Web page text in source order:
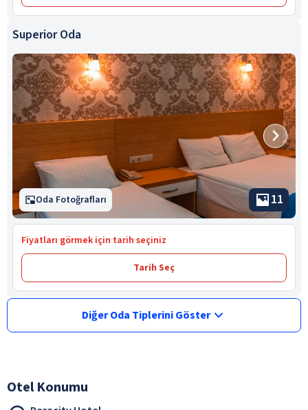
Superior Oda
Oda Fotoğrafları 11
Fiyatları görmek için tarih seçiniz
Tarih Seç
Diğer Oda Tiplerini Göster
Otel Konumu